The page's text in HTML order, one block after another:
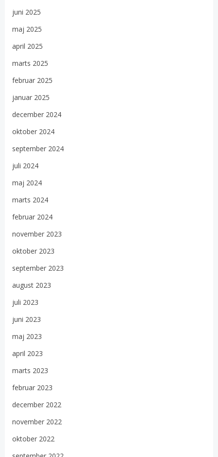
juni 2025
maj 2025
april 2025
marts 2025
februar 2025
januar 2025
december 2024
oktober 2024
september 2024
juli 2024
maj 2024
marts 2024
februar 2024
november 2023
oktober 2023
september 2023
august 2023
juli 2023
juni 2023
maj 2023
april 2023
marts 2023
februar 2023
december 2022
november 2022
oktober 2022